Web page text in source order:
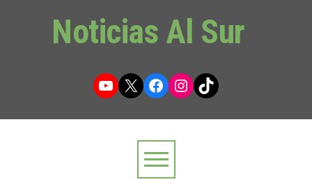
Noticias Al Sur
YouTube
X Facebook
Instagram
TikTok